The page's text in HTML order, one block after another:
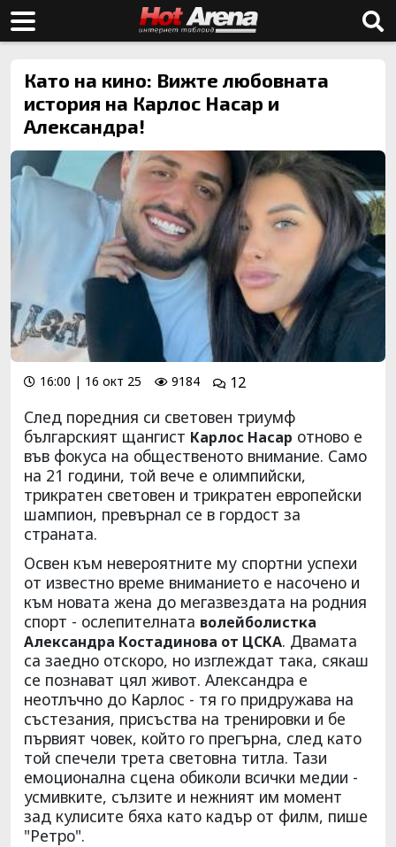
Като на кино: Вижте любовната
история на Карлос Насар и
Александра!
16:00 | 16 окт 25 9184 12
Cлед поредния си световен триумф
българският щангист Карлос Насар отново е
във фокуса на общественото внимание. Само
на 21 години, той вече е олимпийски,
трикратен световен и трикратен европейски
шампион, превърнал се в гордост за
страната.
Освен към невероятните му спортни успехи
от известно време вниманието е насочено и
към новата жена до мегазвездата на родния
спорт - ослепителната волейболистка
Александра Костадинова от ЦСКА. Двамата
са заедно отскоро, но изглеждат така, сякаш
се познават цял живот. Александра е
неотлъчно до Карлос - тя го придружава на
състезания, присъства на тренировки и бе
първият човек, който го прегърна, след като
той спечели трета световна титла. Тази
емоционална сцена обиколи всички медии -
усмивките, сълзите и нежният им момент
зад кулисите бяха като кадър от филм, пише
"Ретро".